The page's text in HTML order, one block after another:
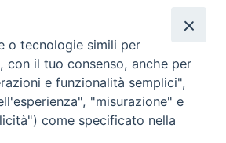
o tecnologie simili per
con il tuo consenso, anche per
e funzionalità semplici",
"misurazione" e
come specificato nella